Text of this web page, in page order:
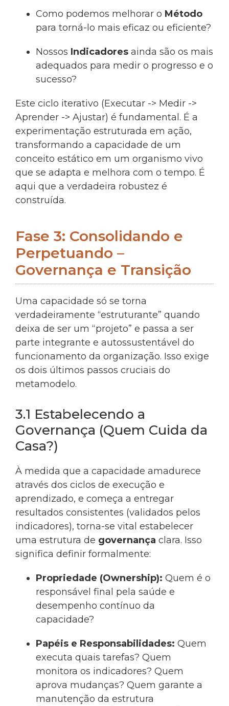
Como podemos melhorar o Método
para torná-lo mais eficaz ou eficiente?
Nossos Indicadores ainda são os mais
adequados para medir o progresso e o
sucesso?
Este ciclo iterativo (Executar -> Medir ->
Aprender -> Ajustar) é fundamental. É a
experimentação estruturada em ação,
transformando a capacidade de um
conceito estático em um organismo vivo
que se adapta e melhora com o tempo. É
aqui que a verdadeira robustez é
construída.
Fase 3: Consolidando e
Perpetuando –
Governança e Transição
Uma capacidade só se torna
verdadeiramente “estruturante” quando
deixa de ser um “projeto” e passa a ser
parte integrante e autossustentável do
funcionamento da organização. Isso exige
os dois últimos passos cruciais do
metamodelo.
3.1 Estabelecendo a
Governança (Quem Cuida da
Casa?)
À medida que a capacidade amadurece
através dos ciclos de execução e
aprendizado, e começa a entregar
resultados consistentes (validados pelos
indicadores), torna-se vital estabelecer
uma estrutura de governança clara. Isso
significa definir formalmente:
Propriedade (Ownership): Quem é o
responsável final pela saúde e
desempenho contínuo da
capacidade?
Papéis e Responsabilidades: Quem
executa quais tarefas? Quem
monitora os indicadores? Quem
aprova mudanças? Quem garante a
manutenção da estrutura